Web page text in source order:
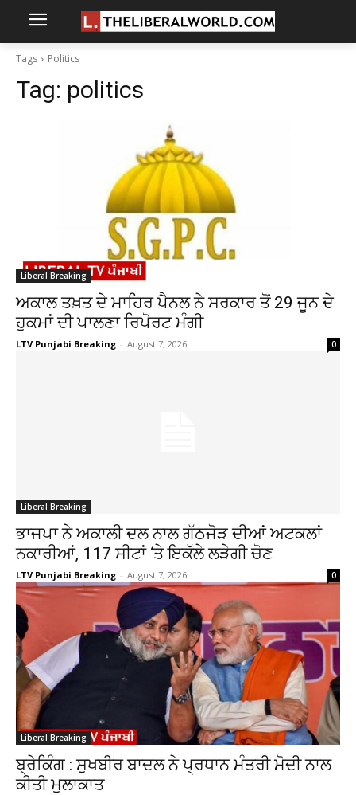
Tags Politics
Tag: politics
Liberal Breaking
ਅਕਾਲ ਤਖ਼ਤ ਦੇ ਮਾਹਿਰ ਪੈਨਲ ਨੇ ਸਰਕਾਰ ਤੋਂ 29 ਜੂਨ ਦੇ
ਹੁਕਮਾਂ ਦੀ ਪਾਲਣਾ ਰਿਪੋਰਟ ਮੰਗੀ
LTV Punjabi Breaking - August 7, 2026 0
Liberal Breaking
ਭਾਜਪਾ ਨੇ ਅਕਾਲੀ ਦਲ ਨਾਲ ਗੱਠਜੋੜ ਦੀਆਂ ਅਟਕਲਾਂ
ਨਕਾਰੀਆਂ, 117 ਸੀਟਾਂ ‘ਤੇ ਇਕੱਲੇ ਲੜੇਗੀ ਚੋਣ
LTV Punjabi Breaking - August 7, 2026 0
Liberal Breaking
ਬ੍ਰੇਕਿੰਗ : ਸੁਖਬੀਰ ਬਾਦਲ ਨੇ ਪ੍ਰਧਾਨ ਮੰਤਰੀ ਮੋਦੀ ਨਾਲ
ਕੀਤੀ ਮੁਲਾਕਾਤ